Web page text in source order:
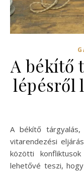
A békítő
lépésről
A békítő tárgyalás, más néven mediáció, az alternatív
vitarendezési
közötti
lehetővé teszi,